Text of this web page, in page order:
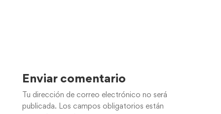
Enviar comentario
Tu dirección de correo electrónico no será
publicada. Los campos obligatorios están